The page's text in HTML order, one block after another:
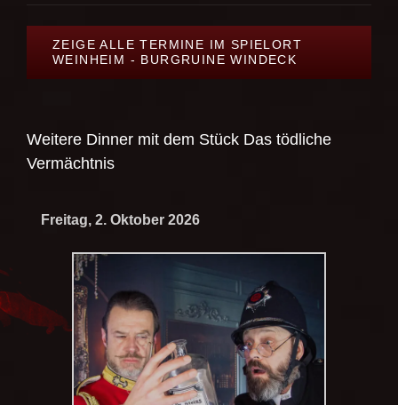
ZEIGE ALLE TERMINE IM SPIELORT
WEINHEIM - BURGRUINE WINDECK
Weitere Dinner mit dem Stück Das tödliche
Vermächtnis
Freitag, 2. Oktober 2026